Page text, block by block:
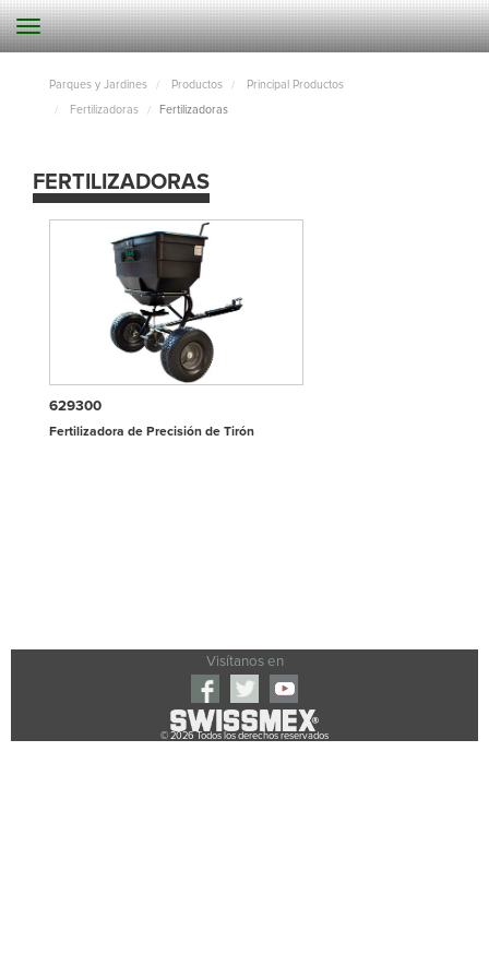
Parques y Jardines Productos Principal Productos
Fertilizadoras Fertilizadoras
FERTILIZADORAS
629300
Fertilizadora de Precisión de Tirón
Visítanos en
© 2026 Todos los derechos reservados